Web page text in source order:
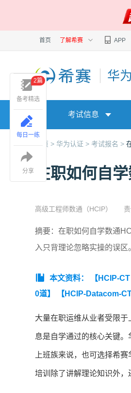
首页 了解希赛 APP
华
考试信息
首页 > 华为认证 > 考试报名 >
在职如何自
高级工程师数通（HCIP）
摘要：在职如何自学数通
入只背理论忽略实操的误区
本文资料： 【HCIP-
0道】
【HCIP-Datacom-
大量在职运维从业者受限
息是自学通过的核心关键
上班族来说，也可选择希
培训除了讲解理论知识外，
备考精选
2篇
每日一练
分享